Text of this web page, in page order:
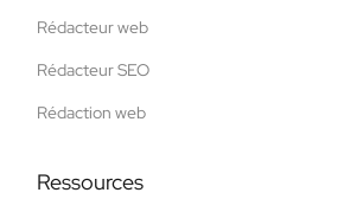
Rédacteur web
Rédacteur SEO
Rédaction web
Ressources